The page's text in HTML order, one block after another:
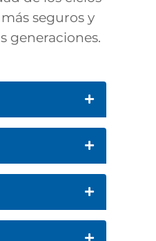
seguros y
generaciones.